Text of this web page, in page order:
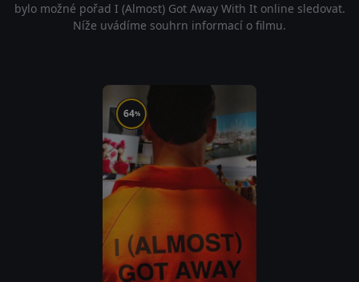
bylo možné pořad I (Almost) Got Away With It online sledovat.
Níže uvádíme souhrn informací o filmu.
64%